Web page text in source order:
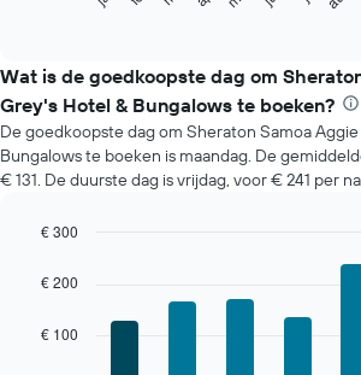
de
gemiddelde
prijs
per
maand
van
kamer
grafiek
X-
Wat is de goedkoopste dag om
Grey's Hotel & Bungalows te boeken?
De goedkoopste dag om Sheraton Samoa
Bungalows te boeken is maandag. De
€ 131. De duurste dag is vrijdag, voor € 241 per
chart
bars.
graphic.
€ 100
€ 200
€ 300